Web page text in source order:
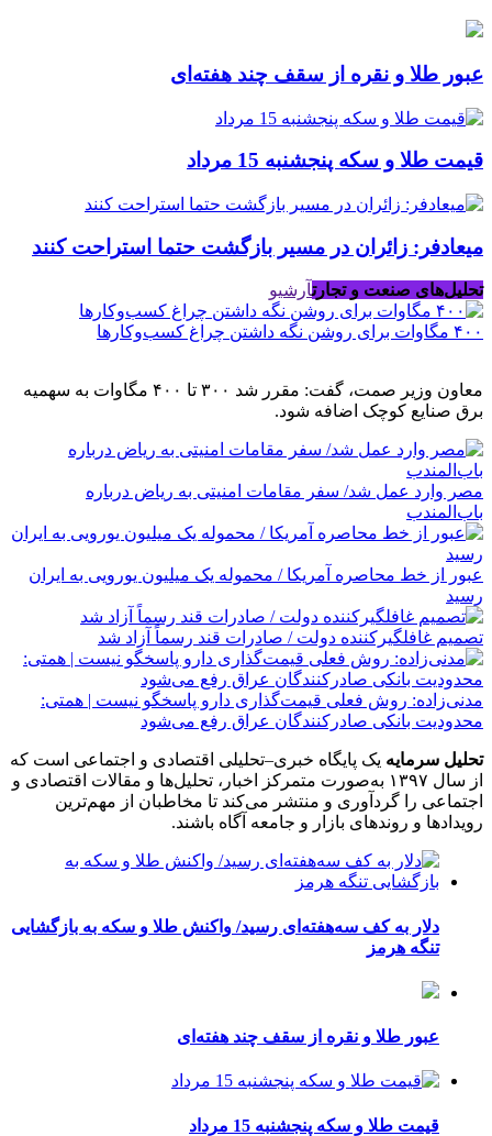
عبور طلا و نقره از سقف چند هفته‌ای
قیمت طلا و سکه پنجشنبه 15 مرداد
میعادفر: زائران در مسیر بازگشت حتما استراحت کنند
تحلیل‌های صنعت و تجارتآرشیو
۴۰۰ مگاوات برای روشن نگه داشتن چراغ کسب‌وکار‌ها
معاون وزیر صمت، گفت: مقرر شد ۳۰۰ تا ۴۰۰ مگاوات به سهمیه
برق صنایع کوچک اضافه شود.
مصر وارد عمل شد/ سفر مقامات امنیتی به ریاض درباره
باب‌المندب
عبور از خط محاصره آمریکا / محموله یک میلیون یورویی به ایران
رسید
تصمیم غافلگیرکننده دولت / صادرات قند رسماً آزاد شد
مدنی‌زاده: روش فعلی قیمت‌گذاری دارو پاسخگو نیست | همتی:
محدودیت بانکی صادرکنندگان عراق رفع می‌شود
تحلیل سرمایه یک پایگاه خبری–تحلیلی اقتصادی و اجتماعی است که
از سال ۱۳۹۷ به‌صورت متمرکز اخبار، تحلیل‌ها و مقالات اقتصادی و
اجتماعی را گردآوری و منتشر می‌کند تا مخاطبان از مهم‌ترین
رویدادها و روندهای بازار و جامعه آگاه باشند.
دلار به کف سه‌هفته‌ای رسید/ واکنش طلا و سکه به بازگشایی
تنگه هرمز
عبور طلا و نقره از سقف چند هفته‌ای
قیمت طلا و سکه پنجشنبه 15 مرداد